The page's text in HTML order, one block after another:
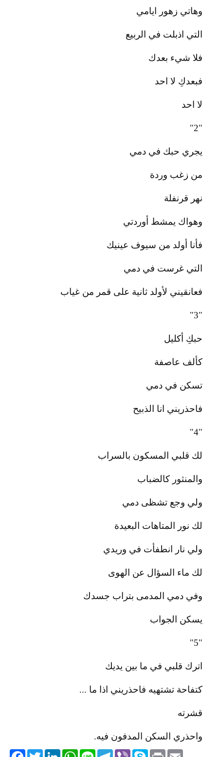
وهاتي زهور ايامي
التي اذبلت في الربيع
فلا شيء بعدك
فبعدكِ لا احد
لا احد
"2"
يجري حبك في دمي
من زغب وردة
نهر قرنفلة
وهواك يمشط أوردتي
فأنا أولد من سيوف عينيك
التي غرست في دمي
فعانقيني لأولد ثانية على قمر من غياب
"3"
حبكِ أكليل
كألف عاصفة
تسكن في دمي
فاحذريني انا الذبيح
"4"
لك قلبي المسكون بالسراب
والمنثور كالضباب
ولي وجع تشظى دمي
لك نور المتاهات البعيدة
ولي نار انطفأت في وريدي
لك ماء السؤال عن الهوى
وفي دمي المدمى بتراب جسدك
يسكن الجواب
"5"
اترك قلبي في ما بين يديك
كتفاحة تشتهيه فاحذريني اذا ما ...
قشرته
واحذري السكن المدفون فيه.
TwitterLinkedIn
WhatsApp Line
Telegram ViberSkype PrintEmail